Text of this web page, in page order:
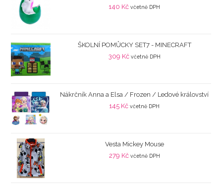
140 Kč včetně DPH
ŠKOLNÍ POMŮCKY SET7 - MINECRAFT
309 Kč včetně DPH
Nákrčník Anna a Elsa / Frozen / Ledové království
145 Kč včetně DPH
Vesta Mickey Mouse
279 Kč včetně DPH